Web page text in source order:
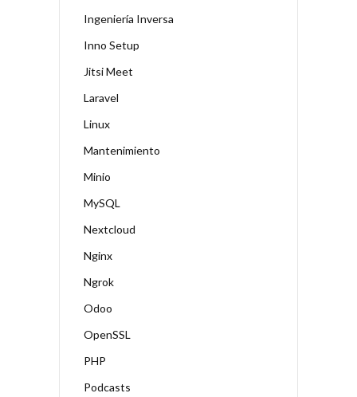
Ingeniería Inversa
Inno Setup
Jitsi Meet
Laravel
Linux
Mantenimiento
Minio
MySQL
Nextcloud
Nginx
Ngrok
Odoo
OpenSSL
PHP
Podcasts